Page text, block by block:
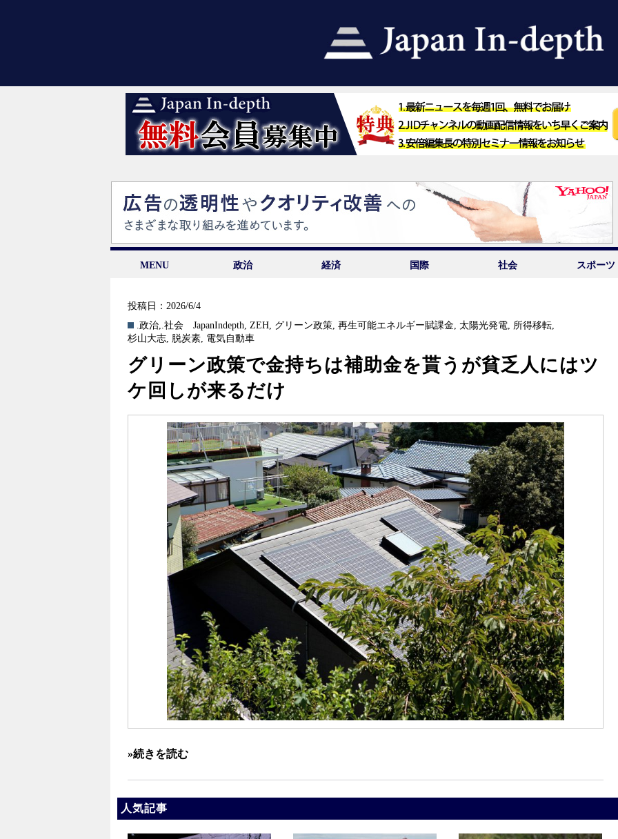
MENU 政治 経済 国際 社会 スポーツ
投稿日：2026/6/4
.政治,.社会 JapanIndepth,ZEH, グリーン政策,再生可能エネルギー賦課金, 太陽光発電, 所得移転,
杉山大志, 脱炭素, 電気自動車
グリーン政策で金持ちは補助金を貰うが貧乏人にはツ
ケ回しが来るだけ
»続きを読む
人気記事